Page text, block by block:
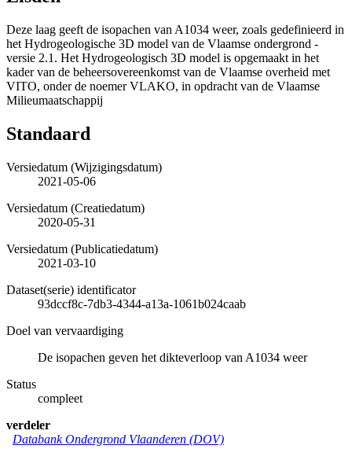
Deze laag geeft de isopachen van A1034 weer, zoals gedefinieerd in
het Hydrogeologische 3D model van de Vlaamse ondergrond -
versie 2.1. Het Hydrogeologisch 3D model is opgemaakt in het
kader van de beheersovereenkomst van de Vlaamse overheid met
VITO, onder de noemer VLAKO, in opdracht van de Vlaamse
Milieumaatschappij
Standaard
Versiedatum (Wijzigingsdatum)
2021-05-06
Versiedatum (Creatiedatum)
2020-05-31
Versiedatum (Publicatiedatum)
2021-03-10
Dataset(serie) identificator
93dccf8c-7db3-4344-a13a-1061b024caab
Doel van vervaardiging
De isopachen geven het dikteverloop van A1034 weer
Status
compleet
verdeler
Databank Ondergrond Vlaanderen (DOV)